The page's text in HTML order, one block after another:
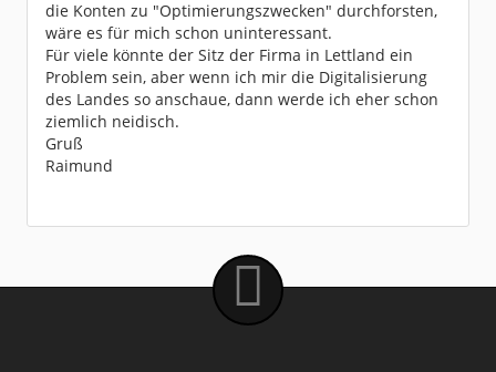
die Konten zu "Optimierungszwecken" durchforsten,
wäre es für mich schon uninteressant.
Für viele könnte der Sitz der Firma in Lettland ein
Problem sein, aber wenn ich mir die Digitalisierung
des Landes so anschaue, dann werde ich eher schon
ziemlich neidisch.
Gruß
Raimund